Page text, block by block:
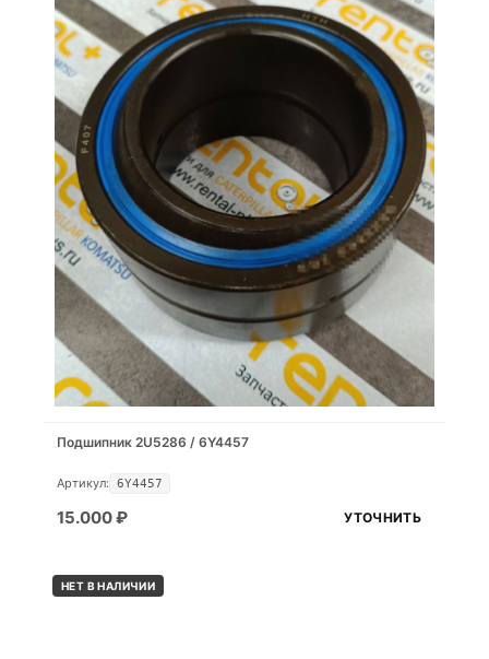
Подшипник 2U5286 / 6Y4457
Артикул: 6Y4457
15.000₽ УТОЧНИТЬ
НЕТ В НАЛИЧИИ